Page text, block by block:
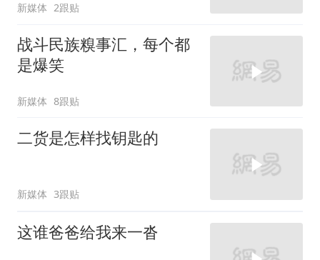
新媒体 2跟贴
战斗民族糗事汇，每个都
是爆笑
新媒体 8跟贴
二货是怎样找钥匙的
新媒体 3跟贴
这谁爸爸给我来一沓